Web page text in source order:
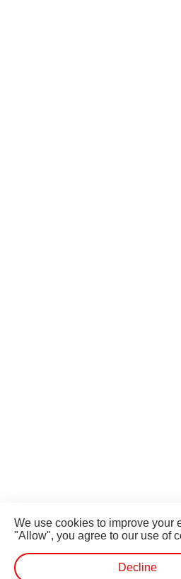
We use cookies to improve your
"Allow", you agree to our use of
Decline